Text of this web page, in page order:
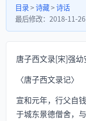
目录>诗藏>诗话
最后修改： 2018-11-
唐子西文录[宋]强
〈唐子西文录记〉
宣和元年，行父自
于城东景德僧舍，